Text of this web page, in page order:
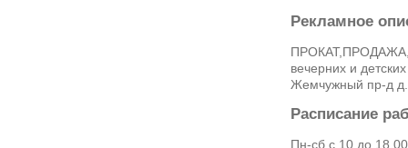
Рекламное
вечерних и
Жемчужный пр-д
Расписание
Пн-сб с 10 до